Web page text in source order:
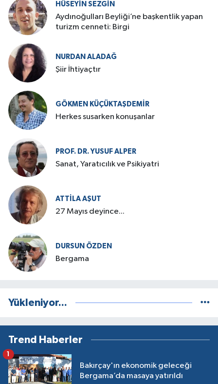
HÜSEYIN SEZGIN
Aydınoğulları Beyliği’ne başkentlik yapan
turizm cenneti: Birgi
NURDAN ALADAĞ
Şiir İhtiyaçtır
GÖKMEN KÜÇÜKTAŞDEMIR
Herkes susarken konuşanlar
PROF. DR. YUSUF ALPER
Sanat, Yaratıcılık ve Psikiyatri
ATTILA AŞUT
27 Mayıs deyince...
DURSUN ÖZDEN
Bergama
Yükleniyor...
Trend Haberler
Bakırçay'ın ekonomik geleceği
Bergama’da masaya yatırıldı
1